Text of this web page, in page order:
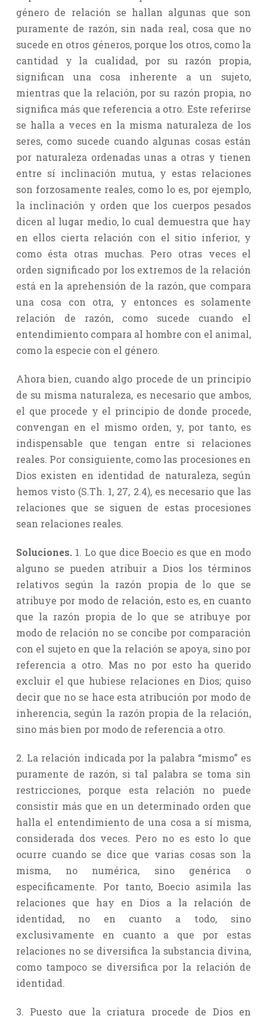
género de relación se hallan algunas que son
puramente de razón, sin nada real, cosa que no
sucede en otros géneros, porque los otros, como la
cantidad y la cualidad, por su razón propia,
significan una cosa inherente a un sujeto,
mientras que la relación, por su razón propia, no
significa más que referencia a otro. Este referirse
se halla a veces en la misma naturaleza de los
seres, como sucede cuando algunas cosas están
por naturaleza ordenadas unas a otras y tienen
entre sí inclinación mutua, y estas relaciones
son forzosamente reales, como lo es, por ejemplo,
la inclinación y orden que los cuerpos pesados
dicen al lugar medio, lo cual demuestra que hay
en ellos cierta relación con el sitio inferior, y
como ésta otras muchas. Pero otras veces el
orden significado por los extremos de la relación
está en la aprehensión de la razón, que compara
una cosa con otra, y entonces es solamente
relación de razón, como sucede cuando el
entendimiento compara al hombre con el animal,
como la especie con el género.
Ahora bien, cuando algo procede de un principio
de su misma naturaleza, es necesario que ambos,
el que procede y el principio de donde procede,
convengan en el mismo orden, y, por tanto, es
indispensable que tengan entre si relaciones
reales. Por consiguiente, como las procesiones en
Dios existen en identidad de naturaleza, según
hemos visto (S.Th. 1, 27, 2.4), es necesario que las
relaciones que se siguen de estas procesiones
sean relaciones reales.
Soluciones.1. Lo que dice Boecio es que en modo
alguno se pueden atribuir a Dios los términos
relativos según la razón propia de lo que se
atribuye por modo de relación, esto es, en cuanto
que la razón propia de lo que se atribuye por
modo de relación no se concibe por comparación
con el sujeto en que la relación se apoya, sino por
referencia a otro. Mas no por esto ha querido
excluir el que hubiese relaciones en Dios; quiso
decir que no se hace esta atribución por modo de
inherencia, según la razón propia de la relación,
sino más bien por modo de referencia a otro.
2. La relación indicada por la palabra “mismo” es
puramente de razón, si tal palabra se toma sin
restricciones, porque esta relación no puede
consistir más que en un determinado orden que
halla el entendimiento de una cosa a sí misma,
considerada dos veces. Pero no es esto lo que
ocurre cuando se dice que varias cosas son la
misma, no numérica, sino genérica o
específicamente. Por tanto, Boecio asimila las
relaciones que hay en Dios a la relación de
identidad, no en cuanto a todo, sino
exclusivamente en cuanto a que por estas
relaciones no se diversifica la substancia divina,
como tampoco se diversifica por la relación de
identidad.
3. Puesto que la criatura procede de Dios en